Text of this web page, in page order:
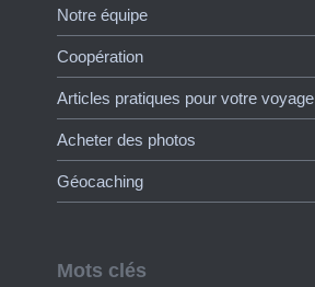
Notre équipe
Coopération
Articles pratiques pour votre voyage
Acheter des photos
Géocaching
Mots clés